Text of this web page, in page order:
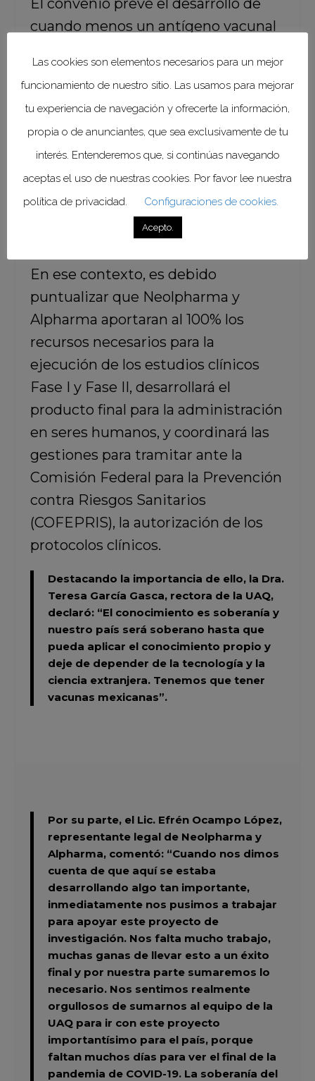
El convenio prevé el desarrollo de
cuando menos un antígeno vacunal
la evaluación preclínica toxicológica
de la respuesta celular y protectora
del medicamento; efectuar el
desarrollo farmacéutico del
producto final para la administración
en personas; así como planear y
desarrollar las Fases Clínicas I y II, en
En ese contexto, es debido
puntualizar que Neolpharma y
Alpharma aportaran al 100% los
recursos necesarios para la
ejecución de los estudios clínicos
Fase I y Fase II, desarrollará el
producto final para la administración
en seres humanos, y coordinará las
gestiones para tramitar ante la
Comisión Federal para la Prevención
contra Riesgos Sanitarios
(COFEPRIS), la autorización de los
protocolos clínicos.
Destacando la importancia de ello, la Dra.
Teresa García Gasca,rectora de la UAQ,
declaró: “El conocimiento es soberanía y
nuestro país será soberano hasta que
pueda aplicar el conocimiento propio y
deje de depender de la tecnología y la
ciencia extranjera. Tenemos que tener
vacunas mexicanas”.
Por su parte, el Lic. Efrén Ocampo López,
representante legal de Neolpharma y
Alpharma, comentó: “Cuando nos dimos
cuenta de que aquí se estaba
desarrollando algo tan importante,
inmediatamente nos pusimos a trabajar
para apoyar este proyecto de
investigación. Nos falta mucho trabajo,
muchas ganas de llevar esto a un éxito
final y por nuestra parte sumaremos lo
necesario. Nos sentimos realmente
orgullosos de sumarnos al equipo de la
UAQ para ir con este proyecto
importantísimo para el país, porque
faltan muchos días para ver el final de la
pandemia de COVID-19. La soberanía del
Las cookies son elementos necesarios para un mejor
funcionamiento de nuestro sitio. Las usamos para mejorar
tu experiencia de navegación y ofrecerte la información,
propia o de anunciantes, que sea exclusivamente de tu
interés. Entenderemos que, si continúas navegando
aceptas el uso de nuestras cookies. Por favor lee nuestra
política de privacidad.
Configuraciones de cookies.
Acepto.